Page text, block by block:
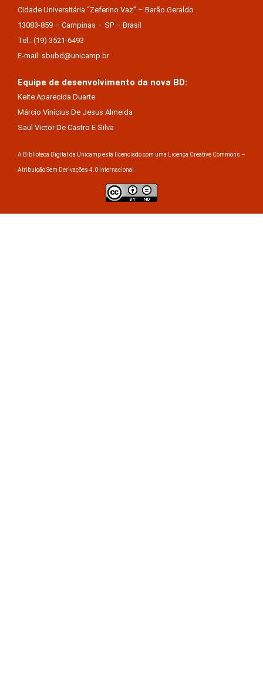
Cidade Universitária “Zeferino Vaz” – Barão Geraldo
13083-859 – Campinas – SP – Brasil
Tel.: (19) 3521-6493
E-mail: sbubd@unicamp.br
Equipe de desenvolvimento da nova BD:
Keite Aparecida Duarte
Márcio Vinícius De Jesus Almeida
Saul Victor De Castro E Silva
A Biblioteca Digital da Unicamp está licenciado com uma Licença Creative Commons –
Atribuição Sem Derivações 4.0 Internacional